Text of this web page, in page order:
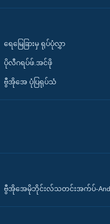
ရေမြေခြားမှ ရုပ်ပုံလွှာ
ပိုလီဂရပ်ဖ်.အင်ဖို
ဗွီအိုအေ ပုံပြရုပ်သံ
ဗွီအိုအေမိုဘိုင်းလ်သတင်းအက်ပ်-